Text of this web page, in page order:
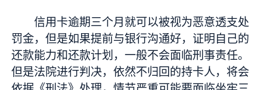
信用卡逾期三个月就可以被视为恶意透支处
罚金，但是如果提前与银行沟通好，证明自己的
还款能力和还款计划，一般不会面临刑事责任。
但是法院进行判决，依然不归回的持卡人，将会